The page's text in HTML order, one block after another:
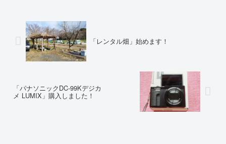
「レンタル畑」始めます！
「パナソニックDC-99Kデジカ
メ LUMIX」購入しました！